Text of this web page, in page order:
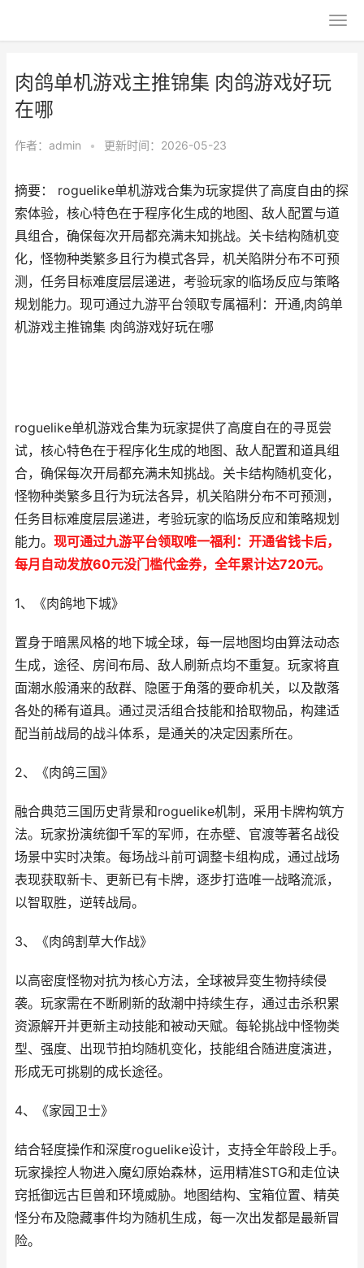
肉鸽单机游戏主推锦集 肉鸽游戏好玩
在哪
作者： admin • 更新时间：2026-05-23
摘要： roguelike单机游戏合集为玩家提供了高度自由的探
索体验，核心特色在于程序化生成的地图、敌人配置与道
具组合，确保每次开局都充满未知挑战。关卡结构随机变
化，怪物种类繁多且行为模式各异，机关陷阱分布不可预
测，任务目标难度层层递进，考验玩家的临场反应与策略
规划能力。现可通过九游平台领取专属福利：开通,肉鸽单
机游戏主推锦集 肉鸽游戏好玩在哪
roguelike单机游戏合集为玩家提供了高度自在的寻觅尝
试，核心特色在于程序化生成的地图、敌人配置和道具组
合，确保每次开局都充满未知挑战。关卡结构随机变化，
怪物种类繁多且行为玩法各异，机关陷阱分布不可预测，
任务目标难度层层递进，考验玩家的临场反应和策略规划
能力。 现可通过九游平台领取唯一福利：开通省钱卡后，
每月自动发放60元没门槛代金券，全年累计达720元。
1、《肉鸽地下城》
置身于暗黑风格的地下城全球，每一层地图均由算法动态
生成，途径、房间布局、敌人刷新点均不重复。玩家将直
面潮水般涌来的敌群、隐匿于角落的要命机关，以及散落
各处的稀有道具。通过灵活组合技能和拾取物品，构建适
配当前战局的战斗体系，是通关的决定因素所在。
2、《肉鸽三国》
融合典范三国历史背景和roguelike机制，采用卡牌构筑方
法。玩家扮演统御千军的军师，在赤壁、官渡等著名战役
场景中实时决策。每场战斗前可调整卡组构成，通过战场
表现获取新卡、更新已有卡牌，逐步打造唯一战略流派，
以智取胜，逆转战局。
3、《肉鸽割草大作战》
以高密度怪物对抗为核心方法，全球被异变生物持续侵
袭。玩家需在不断刷新的敌潮中持续生存，通过击杀积累
资源解开并更新主动技能和被动天赋。每轮挑战中怪物类
型、强度、出现节拍均随机变化，技能组合随进度演进，
形成无可挑剔的成长途径。
4、《家园卫士》
结合轻度操作和深度roguelike设计，支持全年龄段上手。
玩家操控人物进入魔幻原始森林，运用精准STG和走位诀
窍抵御远古巨兽和环境威胁。地图结构、宝箱位置、精英
怪分布及隐藏事件均为随机生成，每一次出发都是最新冒
险。